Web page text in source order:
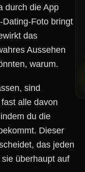
durch die App
Foto bringt
das
Aussehen
warum.
sind
alle davon
du die
Dieser
das jeden
überhaupt auf